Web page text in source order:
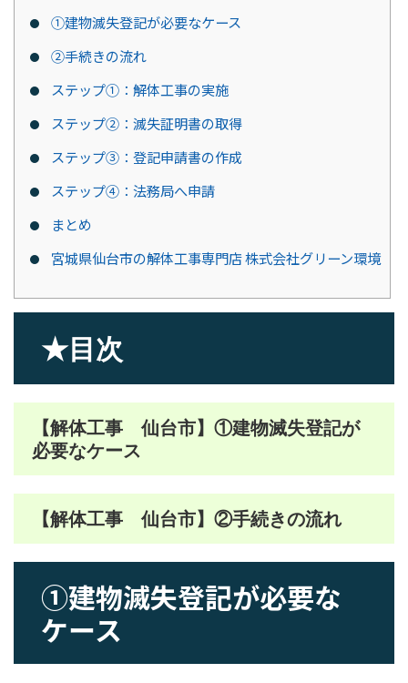
①建物滅失登記が必要なケース
②手続きの流れ
ステップ①：解体工事の実施
ステップ②：滅失証明書の取得
ステップ③：登記申請書の作成
ステップ④：法務局へ申請
まとめ
宮城県仙台市の解体工事専門店 株式会社グリーン環境
★目次
【解体工事 仙台市】①建物滅失登記が
必要なケース
【解体工事 仙台市】②手続きの流れ
①建物滅失登記が必要な
ケース